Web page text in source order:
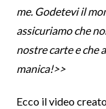
me. Godetevi il
assicuriamo che
nostre carte e che
manica!>>
Ecco il video